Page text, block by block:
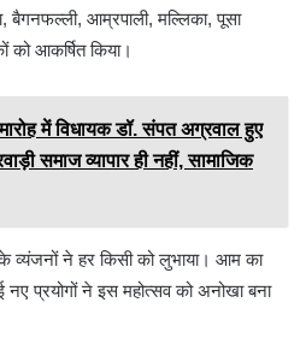
बैगनफल्ली, आम्रपाली, मल्लिका, पूसा
को आकर्षित किया।
में विधायक डॉ. संपत अग्रवाल हुए
समाज व्यापार ही नहीं, सामाजिक
व्यंजनों ने हर किसी को लुभाया। आम का
प्रयोगों ने इस महोत्सव को अनोखा बना